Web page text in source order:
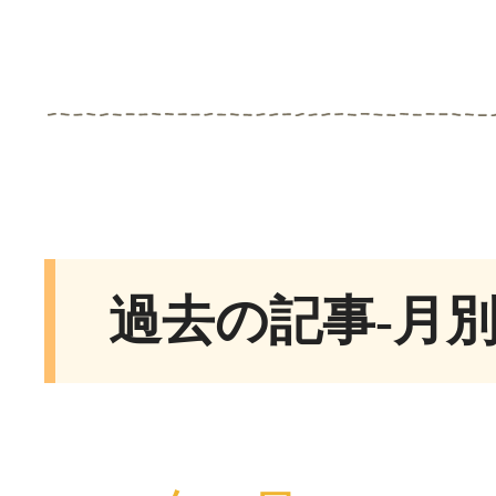
過去の記事-月